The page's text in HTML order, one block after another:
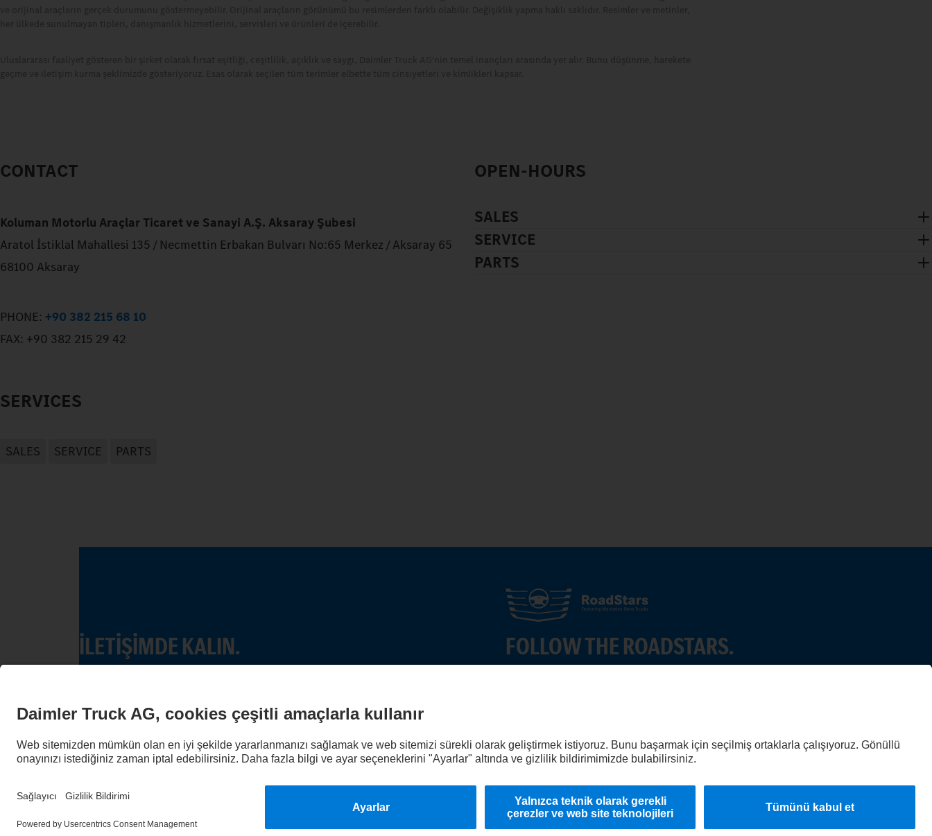
CONTACT
Koluman Motorlu Araçlar Ticaret ve Sanayi A.Ş. Aksaray Şubesi
Aratol İstiklal Mahallesi 135 / Necmettin Erbakan Bulvarı No:65 Merkez / Aksaray 65
68100 Aksaray
PHONE: +90 382 215 68 10
FAX: +90 382 215 29 42
SERVICES
SALES SERVICE PARTS
OPEN-HOURS
SALES
SERVICE
PARTS
İLETIŞIMDE KALIN.
Dijital kanallarımızda Mercedes-Benz Trucks'ı keşfedin.
FOLLOW THE ROADSTARS.
Deneyimlerinizi şimdi diğer kamyon sürücüleriyle paylaşın.
Veri Gizliliği Yasal Uyarılar